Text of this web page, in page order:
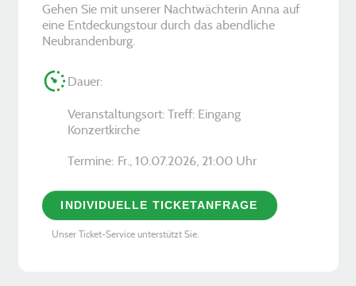
Gehen Sie mit unserer Nachtwächterin Anna auf
eine Entdeckungstour durch das abendliche
Neubrandenburg.
Dauer:
Veranstaltungsort: Treff: Eingang
Konzertkirche
Termine: Fr., 10.07.2026, ­21:00 Uhr
INDIVIDUELLE TICKETANFRAGE
Unser Ticket-Service unterstützt Sie.